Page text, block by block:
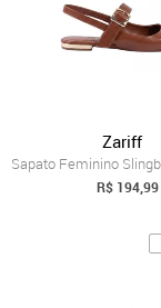
Zariff
R$ 194,99